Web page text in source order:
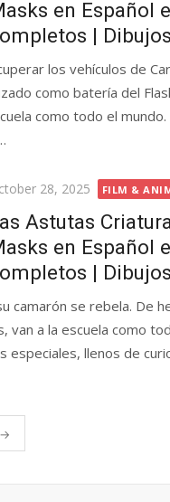
en Español
|
los vehículos de
como batería del
como todo el
28, 2025 FILM &
Astutas
en Español
|
camarón se rebela. De
van a la escuela como
especiales, llenos de
→